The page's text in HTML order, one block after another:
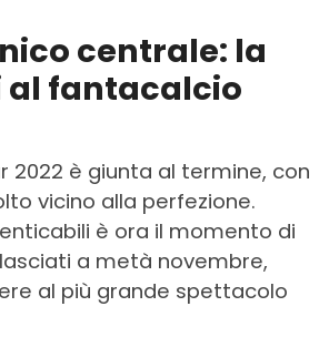
centrale: la
al fantacalcio
2022 è giunta al termine, con
vicino alla perfezione.
è ora il momento di
a metà novembre,
al più grande spettacolo